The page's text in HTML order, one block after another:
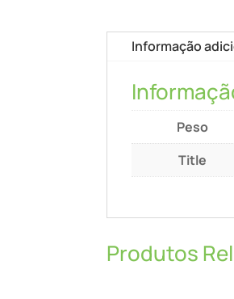
Informação
Peso
Title
Produtos